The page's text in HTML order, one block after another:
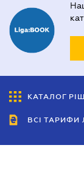
КАТАЛОГ
ВСІ ТАРИФИ